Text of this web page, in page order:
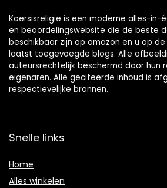
Koersisreligie is een moderne alles-in-
en beoordelingswebsite die de beste
beschikbaar zijn op amazon en u op
laatst toegevoegde blogs. Alle
auteursrechtelijk beschermd door hun
eigenaren. Alle geciteerde inhoud is
respectievelijke bronnen.
Snelle links
Home
Alles winkelen